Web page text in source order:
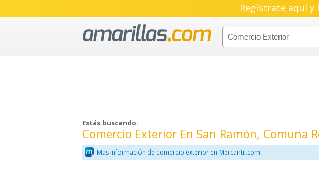
Regístrate aquí y
Estás buscando:
Comercio Exterior En San Ramón, Comuna
Mas información de comercio exterior en Mercantil.com